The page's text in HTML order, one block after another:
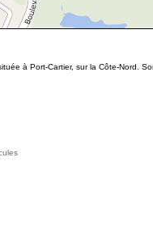
à Port-Cartier, sur la Côte-Nord.